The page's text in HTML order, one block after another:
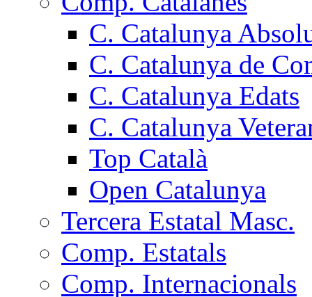
C. Catalunya
C. Catalunya de
C. Catalunya Edats
C. Catalunya
Top Català
Open Catalunya
Tercera Estatal Masc.
Comp. Estatals
Comp. Internacionals